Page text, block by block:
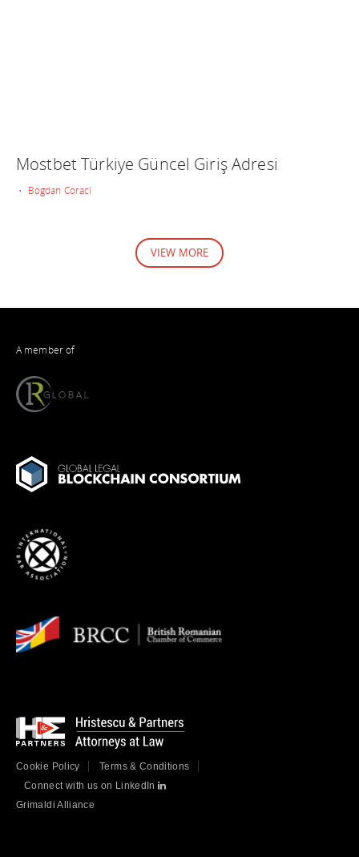
Mostbet Türkiye Güncel Giriş Adresi
• Bogdan Coraci
VIEW MORE
A member of
Cookie Policy
Terms & Conditions
Connect with us on LinkedIn
Grimaldi Alliance